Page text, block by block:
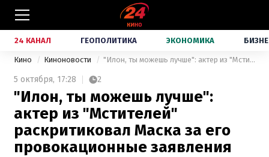
24 КАНАЛ ГЕОПОЛИТИКА ЭКОНОМИКА
Кино Киноновости "Илон, ты можешь лучше": актер из "Мстителей" раскритиковал Маска за его провокационные заявления
5 октября, 17:28 2
"Илон, ты можешь лучше":
актер из "Мстителей"
раскритиковал Маска за его
провокационные заявления